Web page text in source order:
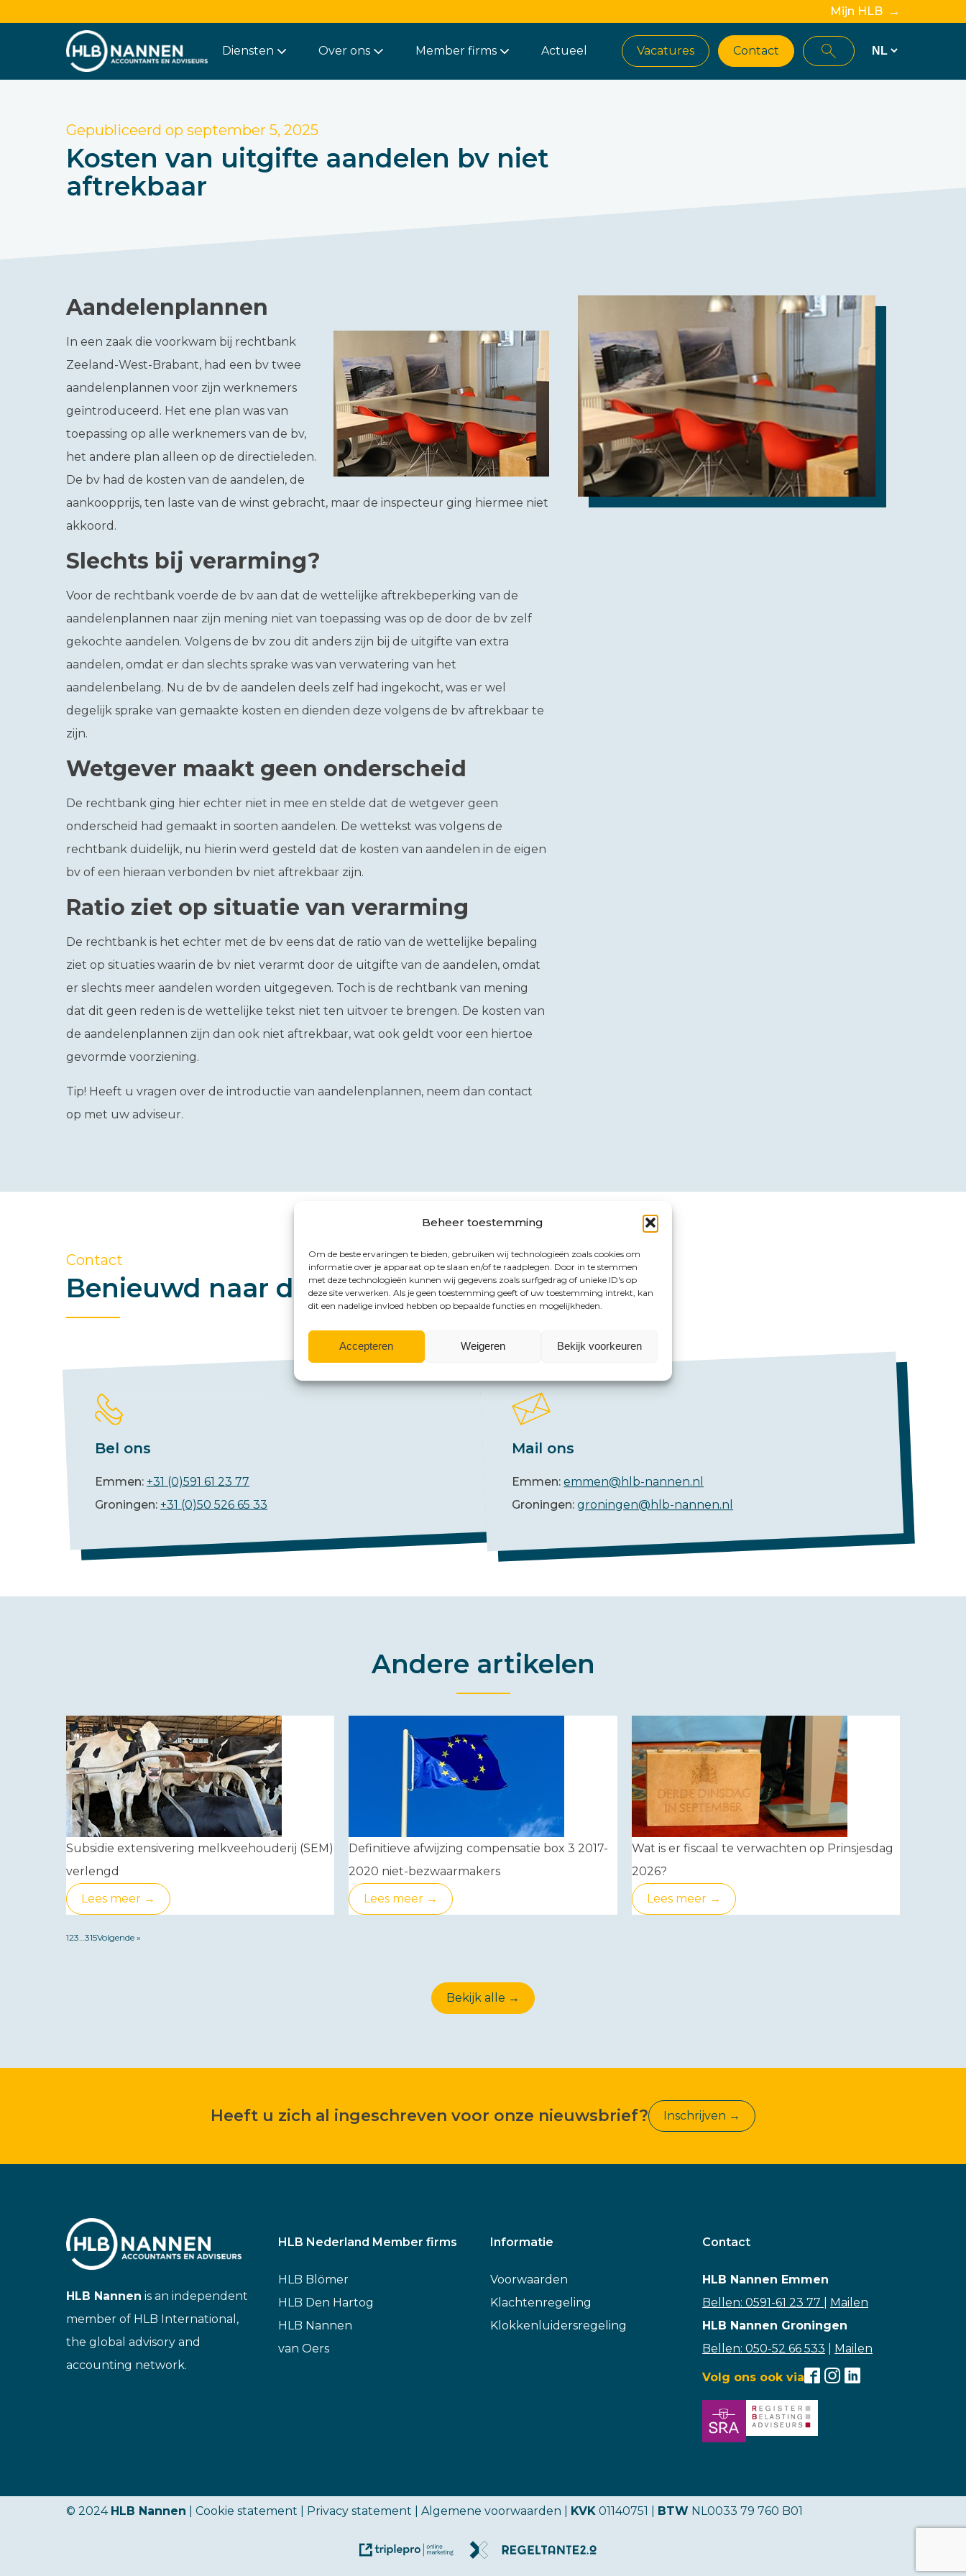
Beheer toestemming
Om de beste ervaringen te bieden, gebruiken wij technologieën zoals cookies om
informatie over je apparaat op te slaan en/of te raadplegen. Door in te stemmen
met deze technologieën kunnen wij gegevens zoals surfgedrag of unieke ID's op
deze site verwerken. Als je geen toestemming geeft of uw toestemming intrekt, kan
dit een nadelige invloed hebben op bepaalde functies en mogelijkheden.
Accepteren Weigeren Bekijk voorkeuren
Mijn HLB →
Diensten Over ons Member firms Actueel Vacatures Contact
Gepubliceerd op september 5, 2025
Kosten van uitgifte aandelen bv niet
aftrekbaar
Aandelenplannen
In een zaak die voorkwam bij rechtbank
Zeeland-West-Brabant, had een bv twee
aandelenplannen voor zijn werknemers
geïntroduceerd. Het ene plan was van
toepassing op alle werknemers van de bv,
het andere plan alleen op de directieleden.
De bv had de kosten van de aandelen, de
aankoopprijs, ten laste van de winst gebracht, maar de inspecteur ging hiermee niet
akkoord.
Slechts bij verarming?
Voor de rechtbank voerde de bv aan dat de wettelijke aftrekbeperking van de
aandelenplannen naar zijn mening niet van toepassing was op de door de bv zelf
gekochte aandelen. Volgens de bv zou dit anders zijn bij de uitgifte van extra
aandelen, omdat er dan slechts sprake was van verwatering van het
aandelenbelang. Nu de bv de aandelen deels zelf had ingekocht, was er wel
degelijk sprake van gemaakte kosten en dienden deze volgens de bv aftrekbaar te
zijn.
Wetgever maakt geen onderscheid
De rechtbank ging hier echter niet in mee en stelde dat de wetgever geen
onderscheid had gemaakt in soorten aandelen. De wettekst was volgens de
rechtbank duidelijk, nu hierin werd gesteld dat de kosten van aandelen in de eigen
bv of een hieraan verbonden bv niet aftrekbaar zijn.
Ratio ziet op situatie van verarming
De rechtbank is het echter met de bv eens dat de ratio van de wettelijke bepaling
ziet op situaties waarin de bv niet verarmt door de uitgifte van de aandelen, omdat
er slechts meer aandelen worden uitgegeven. Toch is de rechtbank van mening
dat dit geen reden is de wettelijke tekst niet ten uitvoer te brengen. De kosten van
de aandelenplannen zijn dan ook niet aftrekbaar, wat ook geldt voor een hiertoe
gevormde voorziening.
Tip! Heeft u vragen over de introductie van aandelenplannen, neem dan contact
op met uw adviseur.
Contact
Benieuwd naar de mogelijkheden?
Bel ons
Emmen:+31 (0)591 61 23 77
Groningen:+31 (0)50 526 65 33
Mail ons
Emmen:emmen@hlb-nannen.nl
Groningen:groningen@hlb-nannen.nl
Andere artikelen
Subsidie extensivering melkveehouderij (SEM)
verlengd
Lees meer →
Definitieve afwijzing compensatie box 3 2017-
2020 niet-bezwaarmakers
Lees meer →
Wat is er fiscaal te verwachten op Prinsjesdag
2026?
Lees meer →
123 315Volgende »
Bekijk alle →
Heeft u zich al ingeschreven voor onze nieuwsbrief? Inschrijven →
HLB Nannen is an independent
member of HLB International,
the global advisory and
accounting network.
HLB Nederland Member firms
HLB Blömer
HLB Den Hartog
HLB Nannen
van Oers
Informatie
Voorwaarden
Klachtenregeling
Klokkenluidersregeling
Contact
HLB Nannen Emmen
Bellen: 0591-61 23 77
Mailen
HLB Nannen Groningen
Bellen: 050-52 66 533
Mailen
Volg ons ook via
© 2024 HLB Nannen | Cookie statement | Privacy statement Algemene voorwaarden KVK 01140751 | BTW NL0033 79 760 B01